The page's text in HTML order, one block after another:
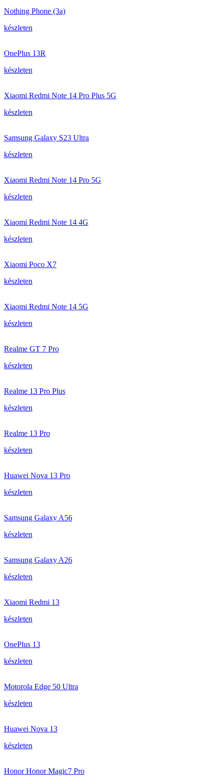
Nothing Phone (3a)
készleten
OnePlus 13R
készleten
Xiaomi Redmi Note 14 Pro Plus 5G
készleten
Samsung Galaxy S23 Ultra
készleten
Xiaomi Redmi Note 14 Pro 5G
készleten
Xiaomi Redmi Note 14 4G
készleten
Xiaomi Poco X7
készleten
Xiaomi Redmi Note 14 5G
készleten
Realme GT 7 Pro
készleten
Realme 13 Pro Plus
készleten
Realme 13 Pro
készleten
Huawei Nova 13 Pro
készleten
Samsung Galaxy A56
készleten
Samsung Galaxy A26
készleten
Xiaomi Redmi 13
készleten
OnePlus 13
készleten
Motorola Edge 50 Ultra
készleten
Huawei Nova 13
készleten
Honor Honor Magic7 Pro